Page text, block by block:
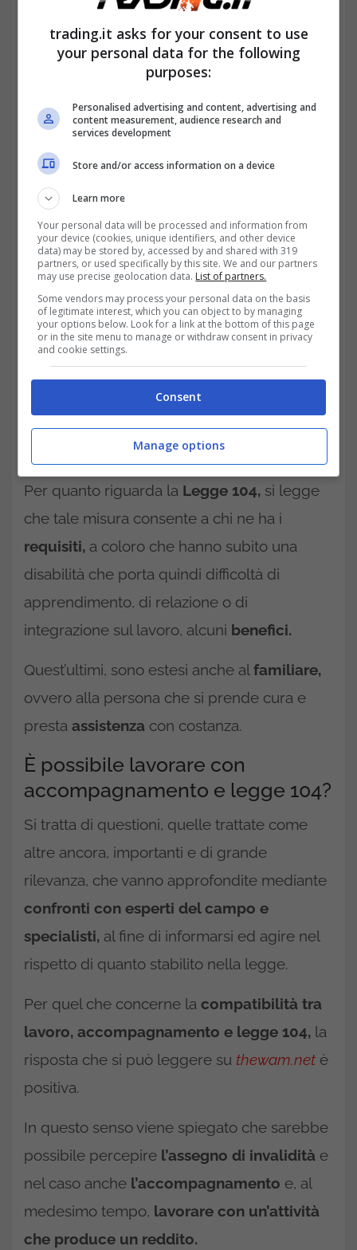
accompagnamento,qualora richiesto, tale
misura è concessa a coloro che abbiano una
invalidità totale, ovvero pari al100%e che
accompagnatore, o che siano incapaci di
compiere azione quotidiane, spiega
thwam.net.
Qualora vi siano i
spetta tale possibilità.
Per quanto riguarda la Legge 104, si legge
che tale misura consente a chi ne ha i
requisiti, a coloro che hanno subito una
disabilità che porta quindi difficoltà di
apprendimento, di relazione o di
integrazione sul lavoro, alcuni benefici.
Quest’ultimi, sono estesi anche al familiare,
ovvero alla persona che si prende cura e
presta assistenza con costanza.
È possibile lavorare con
accompagnamento e legge 104?
Si tratta di questioni, quelle trattate come
altre ancora, importanti e di grande
rilevanza, che vanno approfondite mediante
confronti con esperti del campo e
specialisti, al fine di informarsi ed agire nel
rispetto di quanto stabilito nella legge.
Per quel che concerne la compatibilità tra
lavoro, accompagnamento e legge 104, la
risposta che si può leggere su thewam.net è
positiva.
In questo senso viene spiegato che sarebbe
possibile percepire l’assegno di invalidità e
nel caso anche l’accompagnamento e, al
medesimo tempo, lavorare con un’attività
che produce un reddito.
trading.it asks for your consent to use
your personal data for the following
purposes:
Personalised advertising and content, advertising and
content measurement, audience research and
services development
Store and/or access information on a device
Learn more
Your personal data will be processed and information from
your device (cookies, unique identifiers, and other device
data) may be stored by, accessed by and shared with 319
partners, or used specifically by this site. We and our partners
may use precise geolocation data. List of partners.
Some vendors may process your personal data on the basis
of legitimate interest, which you can object to by managing
your options below. Look for a link at the bottom of this page
or in the site menu to manage or withdraw consent in privacy
and cookie settings.
Consent
Manage options